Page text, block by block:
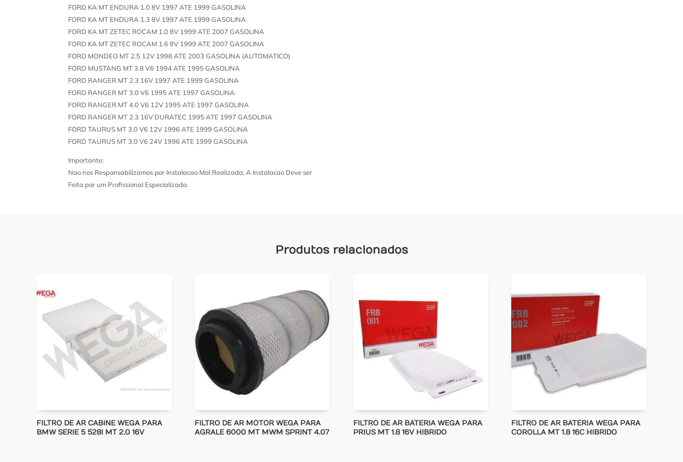
FORD KA MT ENDURA 1.0 8V 1997 ATE 1999 GASOLINA
FORD KA MT ENDURA 1.3 8V 1997 ATE 1999 GASOLINA
FORD KA MT ZETEC ROCAM 1.0 8V 1999 ATE 2007 GASOLINA
FORD KA MT ZETEC ROCAM 1.6 8V 1999 ATE 2007 GASOLINA
FORD MONDEO MT 2.5 12V 1998 ATE 2003 GASOLINA (AUTOMATICO)
FORD MUSTANG MT 3.8 V6 1994 ATE 1995 GASOLINA
FORD RANGER MT 2.3 16V 1997 ATE 1999 GASOLINA
FORD RANGER MT 3.0 V6 1995 ATE 1997 GASOLINA
FORD RANGER MT 4.0 V6 12V 1995 ATE 1997 GASOLINA
FORD RANGER MT 2.3 16V DURATEC 1995 ATE 1997 GASOLINA
FORD TAURUS MT 3.0 V6 12V 1996 ATE 1999 GASOLINA
FORD TAURUS MT 3.0 V6 24V 1996 ATE 1999 GASOLINA
Importante:
Nao nos Responsabilizamos por Instalacao Mal Realizada; A Instalacao Deve ser
Feita por um Profissional Especializado.
Produtos relacionados
FILTRO DE AR CABINE WEGA PARA
BMW SERIE 5 528I MT 2.0 16V
FILTRO DE AR MOTOR WEGA PARA
AGRALE 6000 MT MWM SPRINT 4.07
FILTRO DE AR BATERIA WEGA PARA
PRIUS MT 1.8 16V HIBRIDO
FILTRO DE AR BATERIA WEGA PARA
COROLLA MT 1.8 16C HIBRIDO